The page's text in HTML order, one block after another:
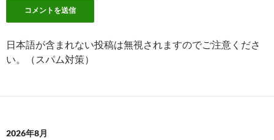
日本語が含まれない投稿は無視されますのでご注意くださ
い。（スパム対策）
2026年8月